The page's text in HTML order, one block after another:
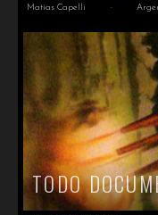
Matias Capelli ·
TODO